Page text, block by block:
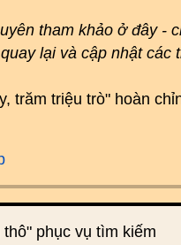
tham khảo ở đây -
lại và cập nhật
trăm triệu trò" hoàn
phục vụ tìm kiếm